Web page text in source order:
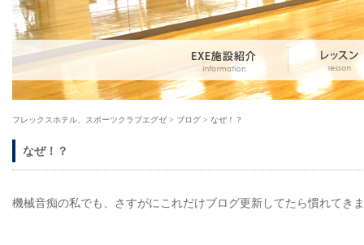
フレックスホテル、スポーツクラブエグゼ > ブログ > なぜ！？
なぜ！？
機械音痴の私でも、さすがにこれだけブログ更新してたら慣れてき